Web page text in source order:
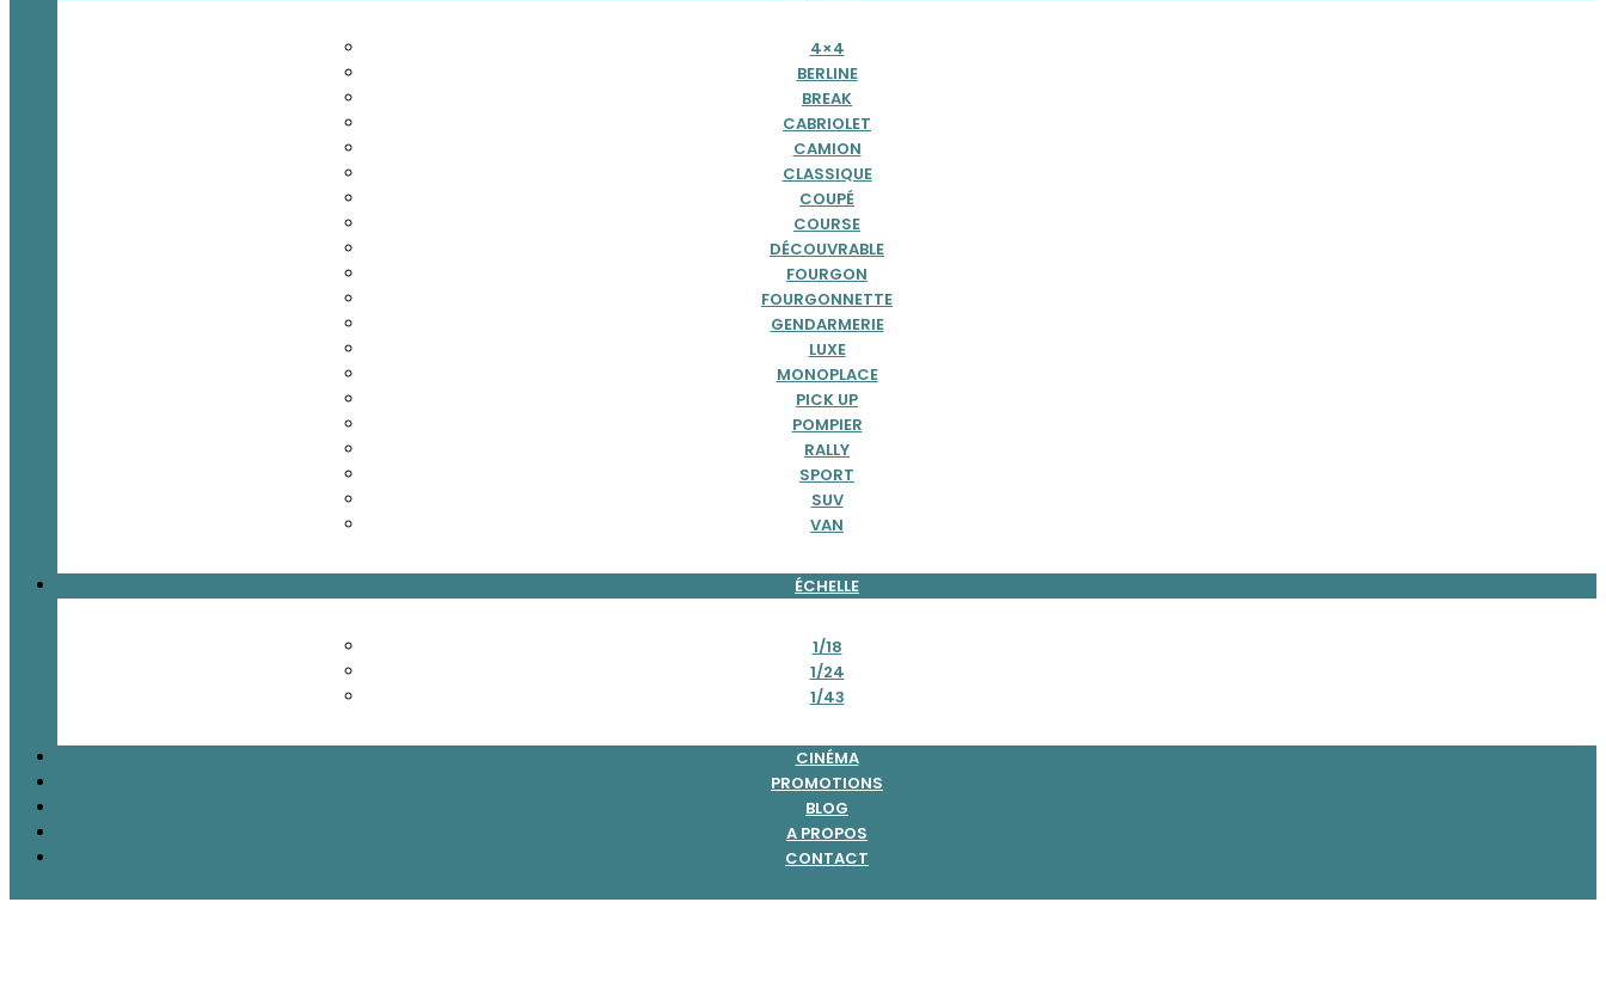
4×4
BERLINE
BREAK
CABRIOLET
CAMION
CLASSIQUE
COUPÉ
COURSE
DÉCOUVRABLE
FOURGON
FOURGONNETTE
GENDARMERIE
LUXE
MONOPLACE
PICK UP
POMPIER
RALLY
SPORT
SUV
VAN
ÉCHELLE
1/18
1/24
1/43
CINÉMA
PROMOTIONS
BLOG
A PROPOS
CONTACT